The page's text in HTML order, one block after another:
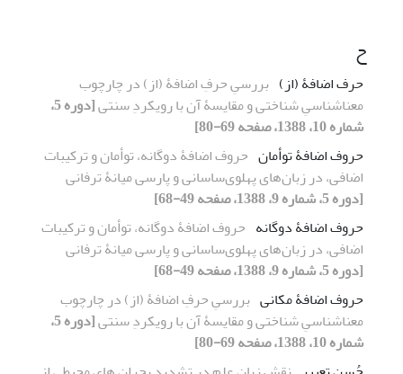
ح
حرف اضافۀ (از) بررسیِ حرفِ اضافۀ (از) در چارچوب
معناشناسیِ شناختی و مقایسۀ آن با رویکردِ سنتی
[دوره 5،
شماره 10، 1388، صفحه 69-80]
حروف اضافۀ توأمان حروف اضافۀ دوگانه، توأمان و ترکیبات
اضافی، در زبان‌های پهلوی‌ساسانی و پارسی میانۀ ترفانی
[دوره 5، شماره 9، 1388، صفحه 49-68]
حروف اضافۀ دوگانه حروف اضافۀ دوگانه، توأمان و ترکیبات
اضافی، در زبان‌های پهلوی‌ساسانی و پارسی میانۀ ترفانی
[دوره 5، شماره 9، 1388، صفحه 49-68]
حروف اضافۀ مکانی بررسیِ حرفِ اضافۀ (از) در چارچوب
معناشناسیِ شناختی و مقایسۀ آن با رویکردِ سنتی
[دوره 5،
شماره 10، 1388، صفحه 69-80]